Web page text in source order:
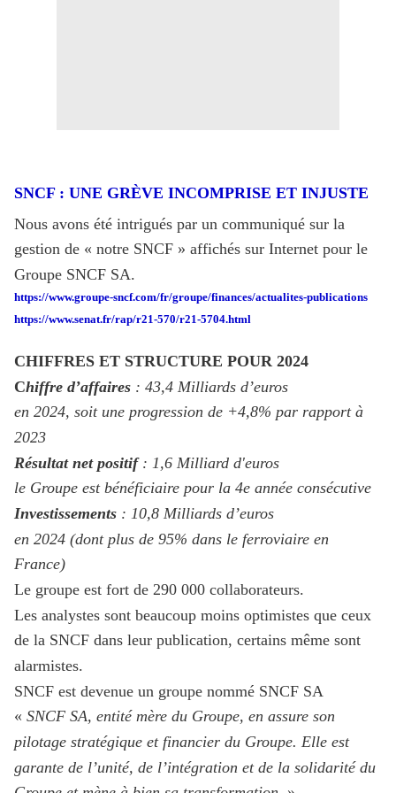
SNCF : UNE GRÈVE INCOMPRISE ET INJUSTE
Nous avons été intrigués par un communiqué sur la
gestion de « notre SNCF » affichés sur Internet pour le
Groupe SNCF SA.
https://www.groupe-sncf.com/fr/groupe/finances/actualites-publications
https://www.senat.fr/rap/r21-570/r21-5704.html
CHIFFRES ET STRUCTURE POUR 2024
Chiffre d’affaires : 43,4 Milliards d’euros
en 2024, soit une progression de +4,8% par rapport à
2023
Résultat net positif: 1,6 Milliard d'euros
le Groupe est bénéficiaire pour la 4e année consécutive
Investissements : 10,8 Milliards d’euros
en 2024 (dont plus de 95% dans le ferroviaire en
France)
Le groupe est fort de 290 000 collaborateurs.
Les analystes sont beaucoup moins optimistes que ceux
de la SNCF dans leur publication, certains même sont
alarmistes.
SNCF est devenue un groupe nommé SNCF SA
« SNCF SA, entité mère du Groupe, en assure son
pilotage stratégique et financier du Groupe. Elle est
garante de l’unité, de l’intégration et de la solidarité du